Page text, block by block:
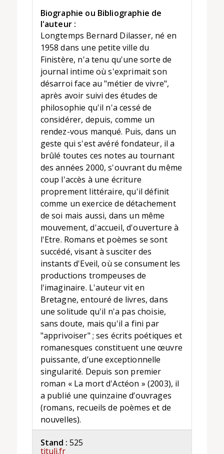
Biographie ou Bibliographie de
l'auteur :
Longtemps Bernard Dilasser, né en
1958 dans une petite ville du
Finistère, n'a tenu qu'une sorte de
journal intime où s'exprimait son
désarroi face au "métier de vivre",
après avoir suivi des études de
philosophie qu'il n'a cessé de
considérer, depuis, comme un
rendez-vous manqué. Puis, dans un
geste qui s'est avéré fondateur, il a
brûlé toutes ces notes au tournant
des années 2000, s'ouvrant du même
coup l'accès à une écriture
proprement littéraire, qu'il définit
comme un exercice de détachement
de soi mais aussi, dans un même
mouvement, d'accueil, d'ouverture à
l'Etre. Romans et poèmes se sont
succédé, visant à susciter des
instants d'Eveil, où se consument les
productions trompeuses de
l'imaginaire. L'auteur vit en
Bretagne, entouré de livres, dans
une solitude qu'il n'a pas choisie,
sans doute, mais qu'il a fini par
"apprivoiser" ; ses écrits poétiques et
romanesques constituent une œuvre
puissante, d’une exceptionnelle
singularité. Depuis son premier
roman « La mort d'Actéon » (2003), il
a publié une quinzaine d’ouvrages
(romans, recueils de poèmes et de
nouvelles).
Stand : 525
tituli.fr